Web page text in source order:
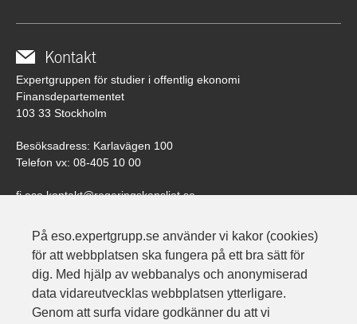
ESO:s uppdrag
Styrelse
Historik
ESS-rapporter
KONTAKT
Kontakt
Expertgruppen för studier i offentlig ekonomi
Finansdepartementet
103 33 Stockholm
Besöksadress: Karlavägen 100
Telefon vx: 08-405 10 00
fi.eso.kontakt@regeringskansliet.se
Beställ tryckta exemplar av ESO-rapporter här.
Följ oss på Linkedin
På eso.expertgrupp.se använder vi kakor (cookies)
för att webbplatsen ska fungera på ett bra sätt för
dig. Med hjälp av webbanalys och anonymiserad
data vidareutvecklas webbplatsen ytterligare.
Genom att surfa vidare godkänner du att vi